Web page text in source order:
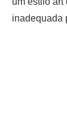
inadequada